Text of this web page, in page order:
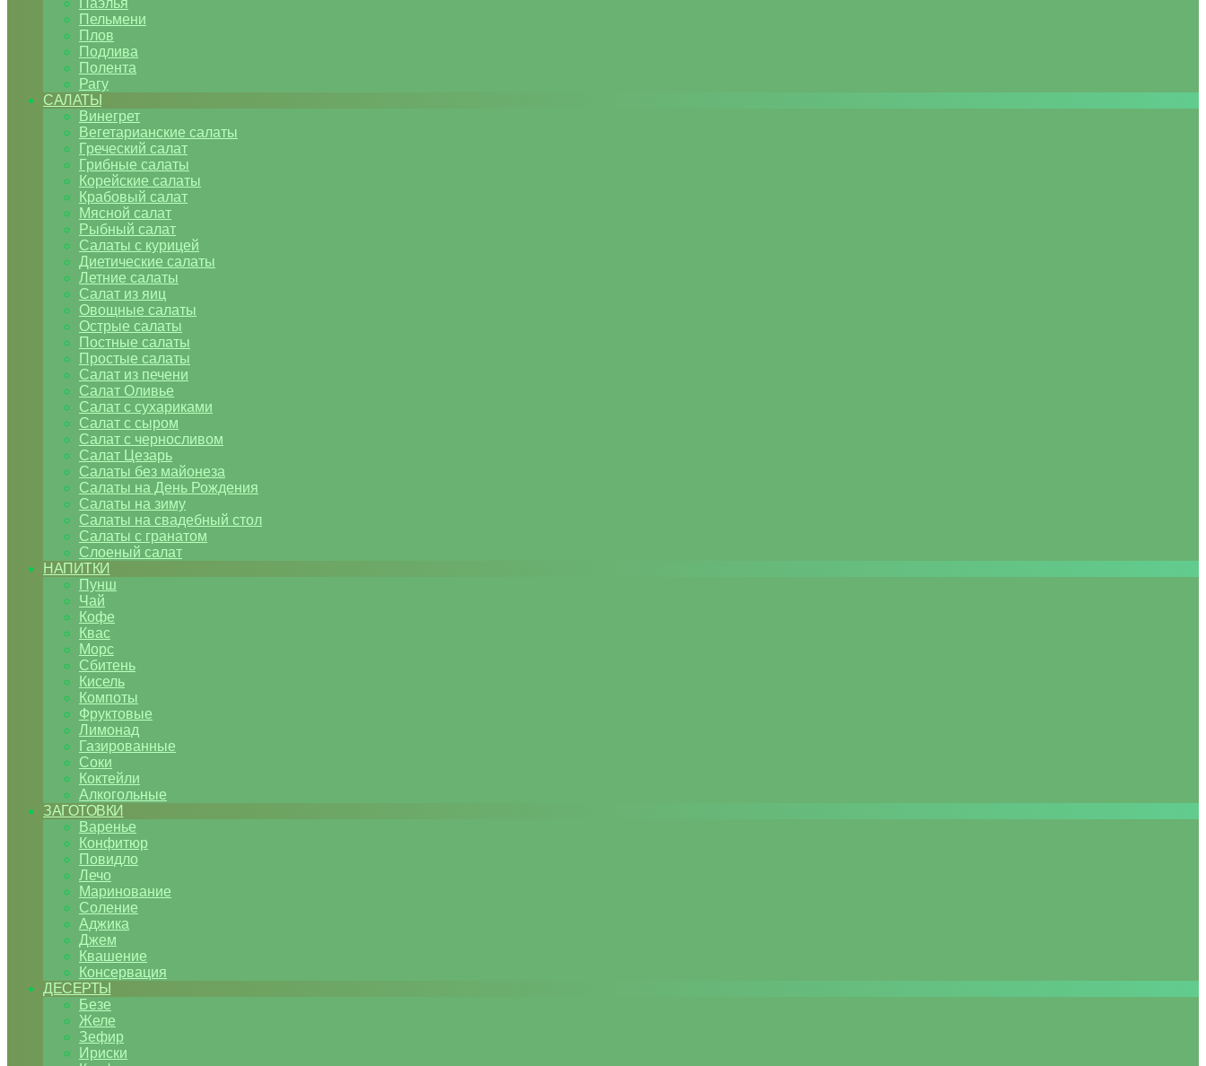
Паэлья
Пельмени
Плов
Подлива
Полента
Рагу
САЛАТЫ
Винегрет
Вегетарианские салаты
Греческий салат
Грибные салаты
Корейские салаты
Крабовый салат
Мясной салат
Рыбный салат
Салаты с курицей
Диетические салаты
Летние салаты
Салат из яиц
Овощные салаты
Острые салаты
Постные салаты
Простые салаты
Салат из печени
Салат Оливье
Салат с сухариками
Салат с сыром
Салат с черносливом
Салат Цезарь
Салаты без майонеза
Салаты на День Рождения
Салаты на зиму
Салаты на свадебный стол
Салаты с гранатом
Слоеный салат
НАПИТКИ
Пунш
Чай
Кофе
Квас
Морс
Сбитень
Кисель
Компоты
Фруктовые
Лимонад
Газированные
Соки
Коктейли
Алкогольные
ЗАГОТОВКИ
Варенье
Конфитюр
Повидло
Лечо
Маринование
Соление
Аджика
Джем
Квашение
Консервация
ДЕСЕРТЫ
Безе
Желе
Зефир
Ириски